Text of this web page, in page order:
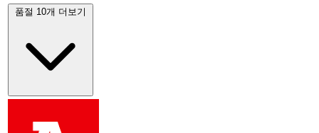
품절 10개 더보기